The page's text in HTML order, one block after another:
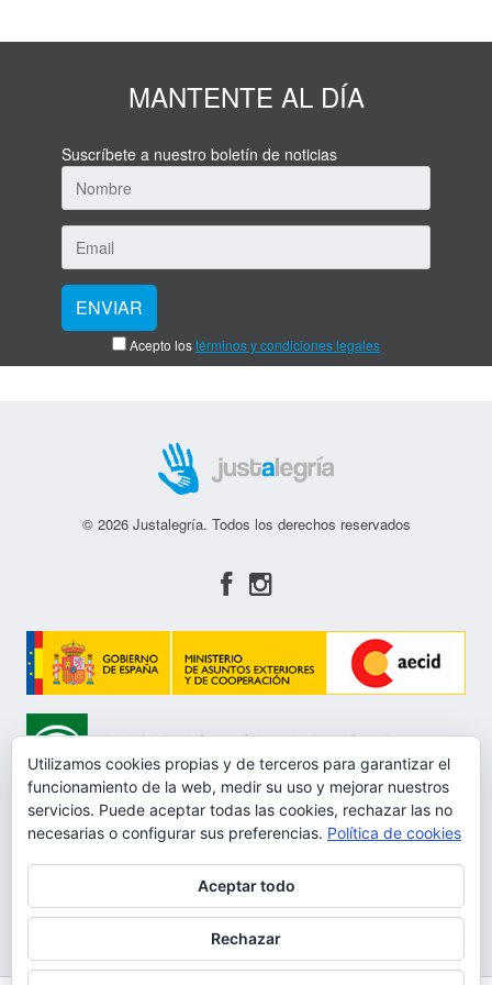
MANTENTE AL DÍA
Suscríbete a nuestro boletín de noticias
Acepto lostérminos y condiciones legales
© 2026 Justalegría. Todos los derechos reservados
Aviso Legal
Política de privacidad
Utilizamos cookies propias y de terceros para garantizar el
funcionamiento de la web, medir su uso y mejorar nuestros
servicios. Puede aceptar todas las cookies, rechazar las no
necesarias o configurar sus preferencias. Política de cookies
Aceptar todo
Rechazar